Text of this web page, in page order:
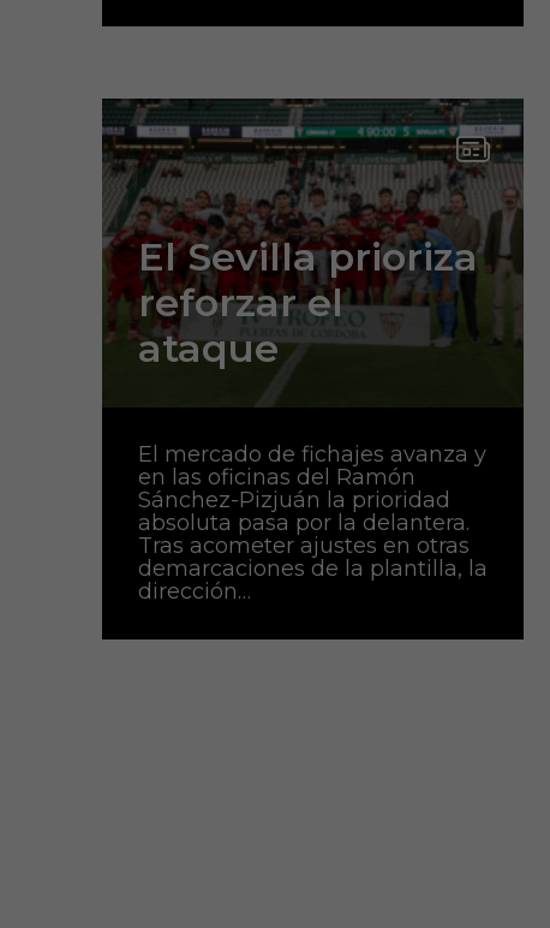
El Sevilla prioriza
reforzar el
ataque
El mercado de fichajes avanza y
en las oficinas del Ramón
Sánchez-Pizjuán la prioridad
absoluta pasa por la delantera.
Tras acometer ajustes en otras
demarcaciones de la plantilla, la
dirección…